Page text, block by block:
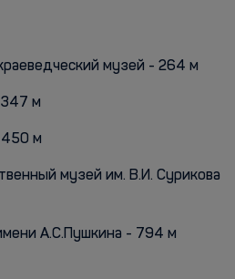
музей - 264 м
347 м
450 м
музей им. В.И. Сурикова
А.С.Пушкина - 794 м